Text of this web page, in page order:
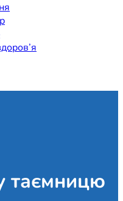
таємницю